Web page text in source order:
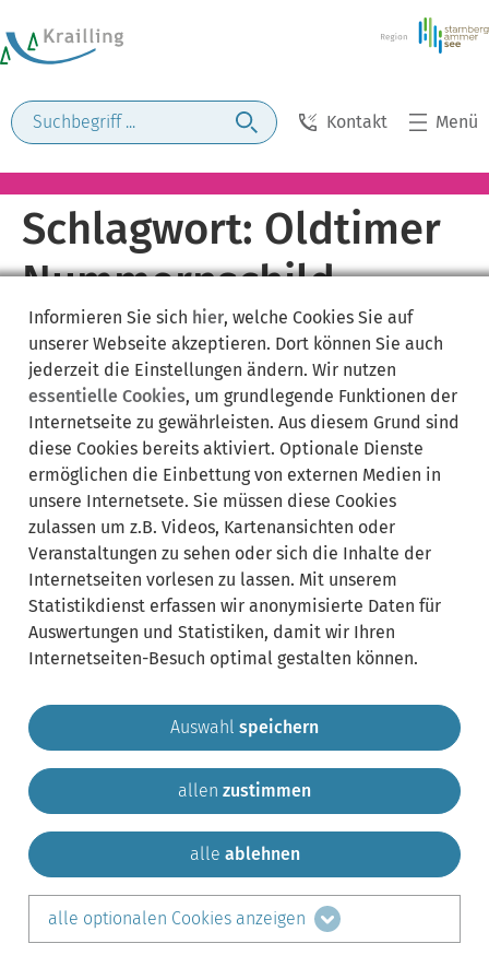
Kontakt Menü
Schlagwort: Oldtimer
Nummernschild
Gemeinde Krailling Impressum
Sitemap
Kontakt
teilen auf:
LinkedIn
Informieren Sie sich hier, welche Cookies Sie auf
unserer Webseite akzeptieren. Dort können Sie auch
jederzeit die Einstellungen ändern. Wir nutzen
essentielle Cookies, um grundlegende Funktionen der
Internetseite zu gewährleisten. Aus diesem Grund sind
diese Cookies bereits aktiviert. Optionale Dienste
ermöglichen die Einbettung von externen Medien in
unsere Internetsete. Sie müssen diese Cookies
zulassen um z.B. Videos, Kartenansichten oder
Veranstaltungen zu sehen oder sich die Inhalte der
Internetseiten vorlesen zu lassen. Mit unserem
Statistikdienst erfassen wir anonymisierte Daten für
Auswertungen und Statistiken, damit wir Ihren
Internetseiten-Besuch optimal gestalten können.
Auswahl speichern
allen zustimmen
alle ablehnen
alle optionalen Cookies anzeigen